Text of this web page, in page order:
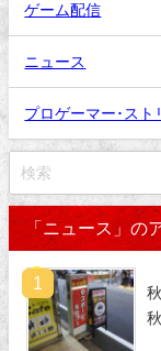
ゲーム配信
ニュース
プロゲーマー･スト
「ニュース」の